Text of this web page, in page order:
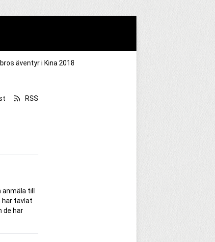
äventyr i Kina 2018
RSS
till
har tävlat
de har